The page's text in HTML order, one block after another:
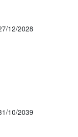
12/2028
10/2039